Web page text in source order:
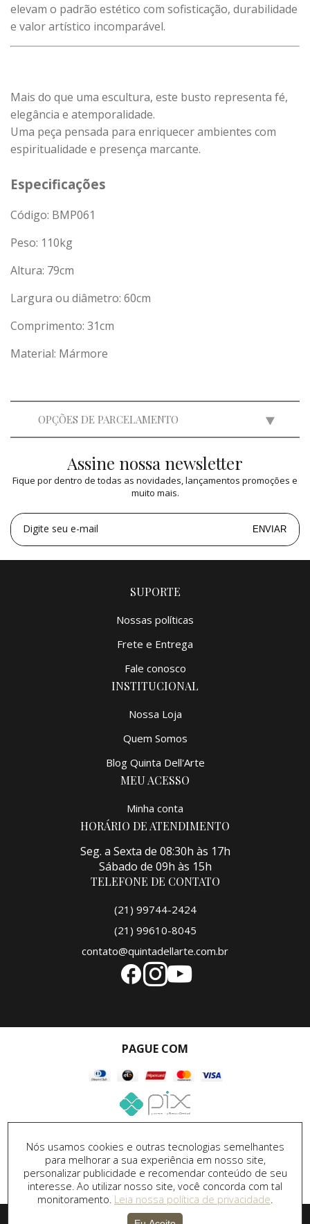
elevam o padrão estético com sofisticação, durabilidade
e valor artístico incomparável.
Mais do que uma escultura, este busto representa fé,
elegância e atemporalidade.
Uma peça pensada para enriquecer ambientes com
espiritualidade e presença marcante.
Especificações
Código: BMP061
Peso: 110kg
Altura: 79cm
Largura ou diâmetro: 60cm
Comprimento: 31cm
Material: Mármore
OPÇÕES DE PARCELAMENTO
deR$ 10.000,00 =R$ 20.000,00
3xdeR$ 6.666,00 =R$ 19.998,00
R$ 4.000,00
Assine nossa newsletter
Fique por dentro de todas as novidades, lançamentos promoções e
muito mais.
Digite seu e-mail ENVIAR
SUPORTE
Nossas políticas
Frete e Entrega
Fale conosco
INSTITUCIONAL
Nossa Loja
Quem Somos
Blog Quinta Dell'Arte
MEU ACESSO
Minha conta
HORÁRIO DE ATENDIMENTO
Seg. a Sexta de 08:30h às 17h
Sábado de 09h às 15h
TELEFONE DE CONTATO
(21) 99744-2424
(21) 99610-8045
contato@quintadellarte.com.br
PAGUE COM
SEGURANÇA
DPI Marketing&
Nós usamos cookies e outras tecnologias semelhantes
para melhorar a sua experiência em nosso site,
personalizar publicidade e recomendar conteúdo de seu
interesse. Ao utilizar nosso site, você concorda com tal
monitoramento. Leia nossa política de privacidade.